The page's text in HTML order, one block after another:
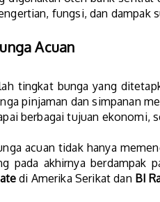
fungsi, dan dampak
Acuan
tingkat bunga yang
pinjaman dan simpanan
berbagai tujuan
acuan tidak hanya
pada akhirnya berdampak
di Amerika Serikat dan BI